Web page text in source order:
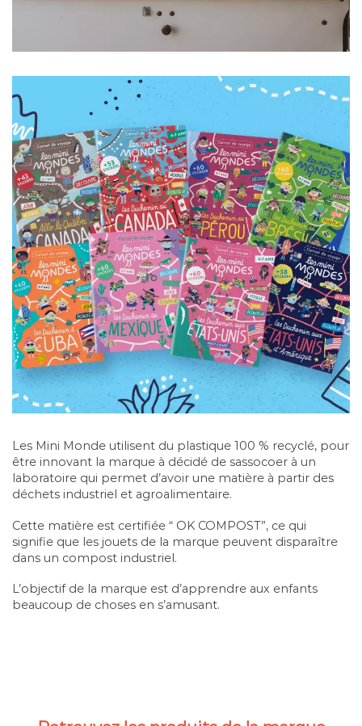
Les Mini Monde utilisent du plastique 100 % recyclé, pour
être innovant la marque à décidé de sassocoer à un
laboratoire qui permet d’avoir une matière à partir des
déchets industriel et agroalimentaire.
Cette matière est certifiée “ OK COMPOST”, ce qui
signifie que les jouets de la marque peuvent disparaître
dans un compost industriel.
L’objectif de la marque est d’apprendre aux enfants
beaucoup de choses en s’amusant.